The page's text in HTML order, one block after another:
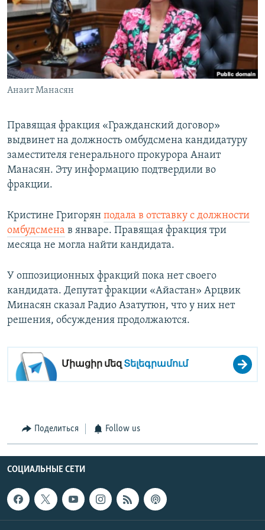
Հայերեն
English
Русский
Анаит Манасян
Правящая фракция «Гражданский договор»
выдвинет на должность омбудсмена кандидатуру
заместителя генерального прокурора Анаит
Манасян. Эту информацию подтвердили во
фракции.
Кристине Григорян подала в отставку с должности
омбудсмена в январе. Правящая фракция три
месяца не могла найти кандидата.
У оппозиционных фракций пока нет своего
кандидата. Депутат фракции «Айастан» Арцвик
Минасян сказал Радио Азатутюн, что у них нет
решения, обсуждения продолжаются.
Միացիր մեզ Տելեգրամում
Поделиться Follow us
СОЦИАЛЬНЫЕ СЕТИ